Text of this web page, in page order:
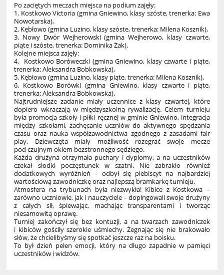
Po zaciętych meczach miejsca na podium zajęły:
1. Kostkowo Victoria (gmina Gniewino, klasy szóste, trenerka: Ewa
Nowotarska),
2. Kębłowo (gmina Luzino, klasy szóste, trenerka: Milena Kosznik),
3. Nowy Dwór Wejherowski (gmina Wejherowo, klasy czwarte,
piąte i szóste, trenerka: Dominika Żak).
Kolejne miejsca zajęły:
4. Kostkowo Boróweczki (gmina Gniewino, klasy czwarte i piąte,
trenerka: Aleksandra Bobkowska),
5. Kębłowo (gmina Luzino, klasy piąte, trenerka: Milena Kosznik),
6. Kostkowo Borówki (gmina Gniewino, klasy czwarte i piąte,
trenerka: Aleksandra Bobkowska).
Najtrudniejsze zadanie miały uczennice z klasy czwartej, które
dopiero wkraczają w międzyszkolną rywalizację. Celem turnieju
była promocja szkoły i piłki ręcznej w gminie Gniewino, integracja
między szkołami, zachęcanie uczniów do aktywnego spędzania
czasu oraz nauka współzawodnictwa zgodnego z zasadami fair
play. Dziewczęta miały możliwość rozegrać swoje mecze
pod czujnym okiem bezstronnego sędziego.
Każda drużyna otrzymała puchary i dyplomy, a na uczestników
czekał słodki poczęstunek w szatni. Nie zabrakło również
dodatkowych wyróżnień – odbył się plebiscyt na najbardziej
wartościową zawodniczkę oraz najlepszą bramkarkę turnieju.
Atmosfera na trybunach była niezwykła! Kibice z Kostkowa –
zarówno uczniowie, jak i nauczyciele – dopingowali swoje drużyny
z całych sił, śpiewając, machając transparentami i tworząc
niesamowitą oprawę.
Turniej zakończył się bez kontuzji, a na twarzach zawodniczek
i kibiców gościły szerokie uśmiechy. Żegnając się nie brakowało
słów, że chcielibyśmy się spotkać jeszcze raz na boisku.
To był dzień pełen emocji, który na długo zapadnie w pamięci
uczestników i widzów.